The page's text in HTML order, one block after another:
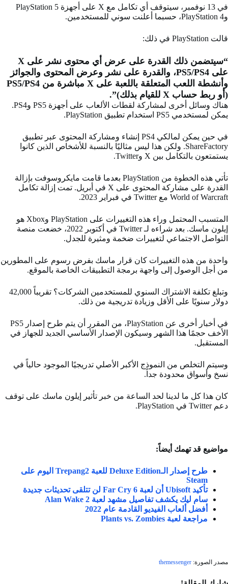
o
r
g
r
p
e
a
I
في 13 نوفمبر، سيتوقف أي تكامل مع X على أجهزة PlayStation 5
وPlayStation 4، حسبما أعلنت سوني للمستخدمين.
قالت PlayStation في ذلك:
“سيتضمن ذلك القدرة على عرض أي محتوى نشر على X
على PS5/PS4، والقدرة على نشر وعرض المحتوى والجوائز
وأنشطة اللعب المتعلقة باللعبة على X مباشرة من PS5/PS4
(أو ربط حساب X للقيام بذلك)”.
هناك وسائل أخرى لمشاركة لقطات الألعاب على أجهزة PS5 وPS4.
يمكن لمستخدمي PS5 استخدام تطبيق PlayStation.
في حين يمكن لمالكي PS4 إنشاء ومشاركة المحتوى عبر تطبيق
ShareFactory. ولكن هذا ليس مثاليًا بالنسبة للأشخاص الذين كانوا
يستمتعون بالتكامل بين X وTwitter.
تأتي هذه الخطوة من PlayStation بعدما قامت مايكروسوفت بإزالة
القدرة على مشاركة المحتوى على X في أبريل. تمت إزالة تكامل
World of Warcraft مع Twitter في فبراير 2023.
المتسبب المحتمل وراء هذه التغييرات على PlayStation وXbox هو
إيلون ماسك. بعد شراءه لـ Twitter في أكتوبر 2022، خضعت منصة
التواصل الاجتماعي لتغييرات ضخمة ومثيرة للجدل.
واحدة من هذه التغييرات كان قرار ماسك بفرض رسوم على المطورين
من أجل الوصول إلى واجهة برمجة التطبيقات الخاصة بالموقع.
وتبلغ تكلفة الاشتراك السنوي للمستخدمين الشركات؟ تقريباً 42,000
دولار سنويًا على الأقل وزيادة تدريجية من ذلك.
في أخبار أخرى عن PlayStation، من المقرر أن يتم طرح إصدار PS5
الأخف حجمًا هذا الشهر وسيكون الإصدار الأساسي الجديد للجهاز في
المستقبل.
وسيتم التخلص من النموذج الأكبر الأصلي تدريجيًا الموجود حالياً في
نسخ وأسواق محدودة جداً.
كان هذا كل ما لدينا لحد الساعة من خبر تأثير إيلون ماسك على توقف
دعم Twitter في PlayStation.
مواضيع قد تهمك أيضاً:
طرح إصدار الـDeluxe Edition للعبة Trepang2 اليوم على
Steam
تأكيد Ubisoft أن لعبة Far Cry 6 لن تتلقى تحديثات جديدة
سام ليك يكشف تفاصيل مشهد لعبة Alan Wake 2
أفضل ألعاب الفيديو القادمة عام 2022
مراجعة لعبة Plants vs. Zombies
مصدر الصورة: themessenger